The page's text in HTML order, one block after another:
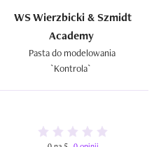
WS Wierzbicki & Szmidt
Academy
Pasta do modelowania